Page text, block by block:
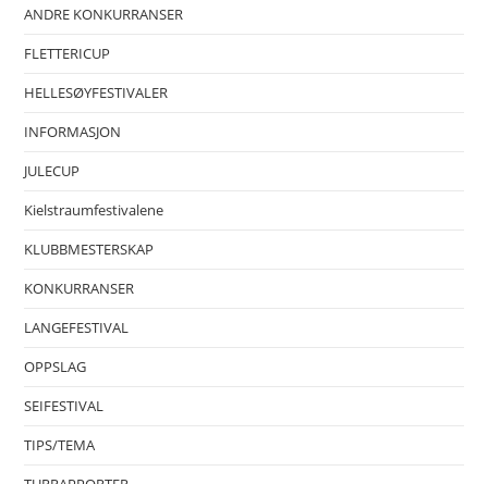
ANDRE KONKURRANSER
FLETTERICUP
HELLESØYFESTIVALER
INFORMASJON
JULECUP
Kielstraumfestivalene
KLUBBMESTERSKAP
KONKURRANSER
LANGEFESTIVAL
OPPSLAG
SEIFESTIVAL
TIPS/TEMA